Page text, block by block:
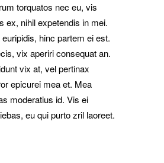
torquatos nec eu, vis
ex, nihil expetendis in mei.
hinc partem ei est.
vix aperiri consequat an.
vix at, vel pertinax
epicurei mea et. Mea
moderatius id. Vis ei
eu qui purto zril laoreet.